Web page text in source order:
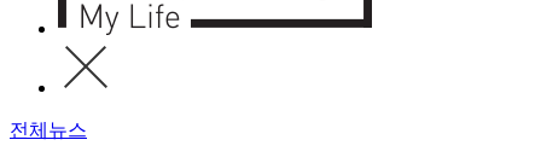
전체뉴스